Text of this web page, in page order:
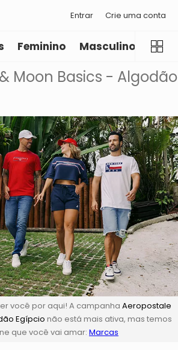
Entrar Crie uma conta
Feminino Masculino
Moon Basics - Algodão
você por aqui! A campanha Aeropostale
Egípcio não está mais ativa, mas temos
que você vai amar: Marcas